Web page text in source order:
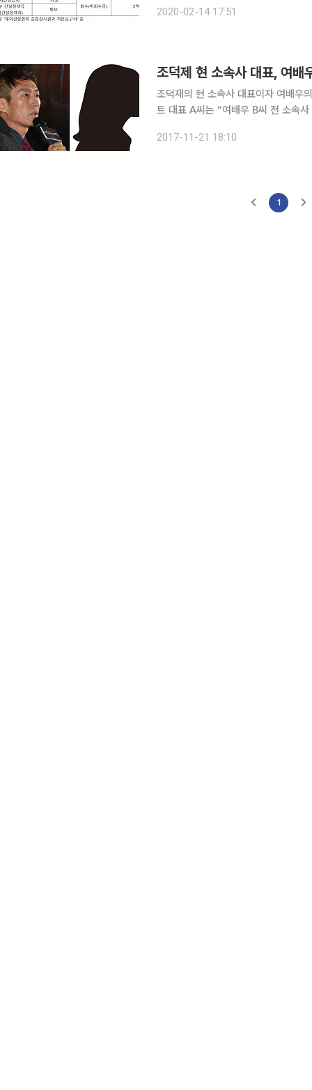
4260만 원의 국고보조금을 편취했
2020-02-14 17:51
조덕제 현 소속사 대표, 여배
조덕재의 현 소속사 대표이자 여배우의 전 소
트 대표 A씨는 “여배우 B씨 전 소속
이상은 회사의 명예 훼손과 왜곡을 참
2017-11-21 18:10
1